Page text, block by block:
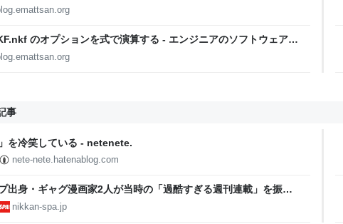
のオプションを式で演算する - エンジニアのソフトウェア的
事
」を冷笑している - netenete.
nete-nete.hatenablog.com
出身・ギャグ漫画家2人が当時の「過酷すぎる週刊連載」を振り
ニアで入院しても原稿は落とさない」ストイックな舞台裏 | 日刊
nikkan-spa.jp